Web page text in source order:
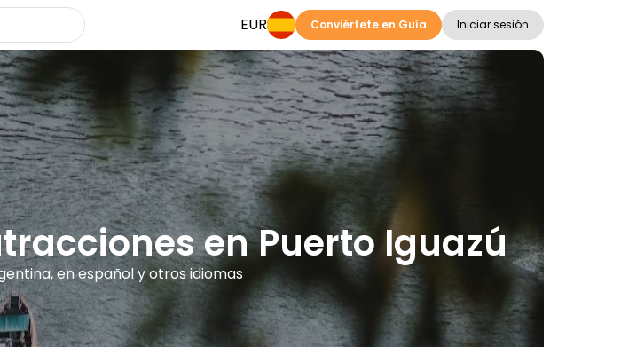
EUR Conviértete en Guía Iniciar sesión
en Puerto Iguazú
en español y otros idiomas